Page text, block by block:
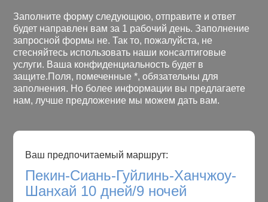
Заполните форму следующюю, отправите и ответ
будет направлен вам за 1 рабочий день. Заполнение
запросной формы не. Так то, пожалуйста, не
стесняйтесь использовать наши консалтиговые
услуги. Ваша конфиденциальность будет в
защите.Поля, помеченные *, обязательны для
заполнения. Но более информации вы предлагаете
нам, лучше предложение мы можем дать вам.
Ваш предпочитаемый маршрут:
Пекин-Сиань-Гуйлинь-Ханчжоу-
Шанхай 10 дней/9 ночей